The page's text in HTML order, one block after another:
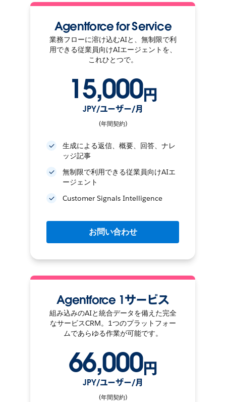
Agentforce for Service
業務フローに溶け込むAIと、無制限で利
用できる従業員向けAIエージェントを、
これひとつで。
15,000円
JPY/ユーザー/月
(年間契約)
生成による返信、概要、回答、ナレ
ッジ記事
無制限で利用できる従業員向けAIエ
ージェント
Customer Signals Intelligence
お問い合わせ
Agentforce 1サービス
組み込みのAIと統合データを備えた完全
なサービスCRM。1つのプラットフォー
ムであらゆる作業が可能です。
66,000円
JPY/ユーザー/月
(年間契約)